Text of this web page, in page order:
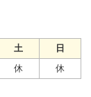
土
日
休 休